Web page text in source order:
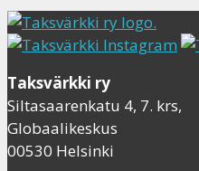
Taksvärkki ry
Siltasaarenkatu 4, 7. krs,
Globaalikeskus
00530 Helsinki